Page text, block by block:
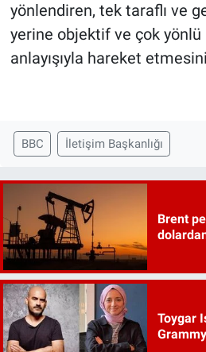
yönlendiren, tek taraflı ve
yerine objektif ve çok
anlayışıyla hareket
BBC İletişim Başkanlığı
Brent
Toygar